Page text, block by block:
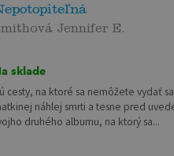
Jennifer E.
sklade
cesty, na ktoré sa nemôžete vydať
náhlej smrti a tesne pred
druhého albumu, na ktorý sa...